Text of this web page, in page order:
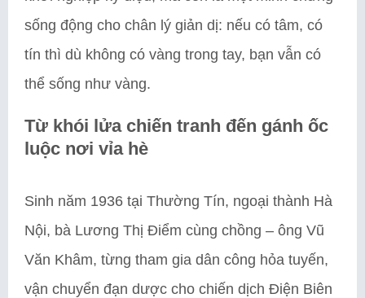
sống động cho chân lý giản dị: nếu có tâm, có
tín thì dù không có vàng trong tay, bạn vẫn có
thể sống như vàng.
Từ khói lửa chiến tranh đến gánh ốc
luộc nơi vỉa hè
Sinh năm 1936 tại Thường Tín, ngoại thành Hà
Nội, bà Lương Thị Điểm cùng chồng – ông Vũ
Văn Khâm, từng tham gia dân công hỏa tuyến,
vận chuyển đạn dược cho chiến dịch Điện Biên